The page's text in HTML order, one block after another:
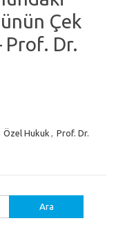
Çek
Prof. Dr.
Özel Hukuk
Prof. Dr.